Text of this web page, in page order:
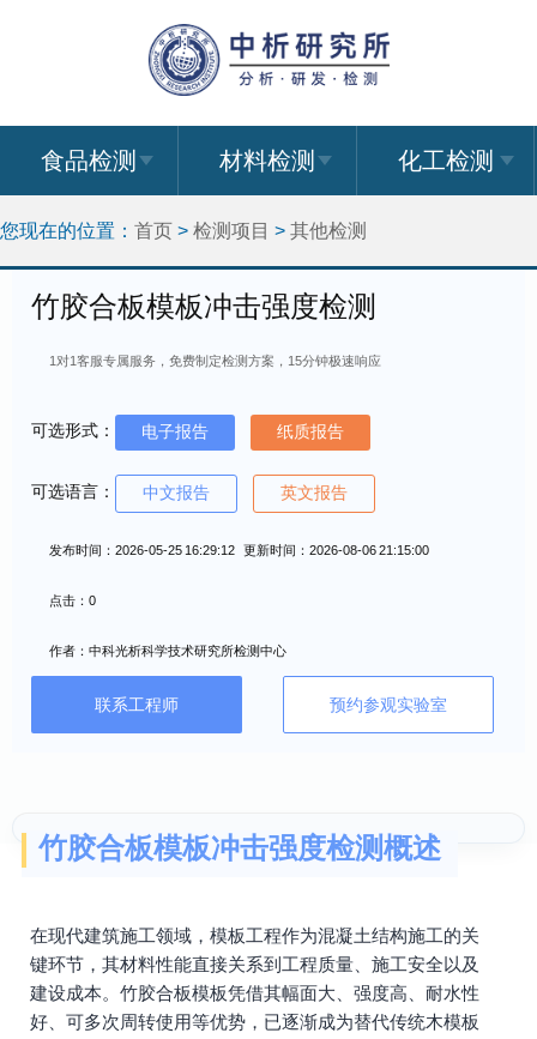
食品检测 材料检测 化工检测
您现在的位置： 首页 > 检测项目 > 其他检测
竹胶合板模板冲击强度检测
1对1客服专属服务，免费制定检测方案，15分钟极速响应
可选形式： 电子报告 纸质报告
可选语言： 中文报告 英文报告
发布时间：2026-05-25 16:29:12 更新时间：2026-08-06 21:15:00
点击：0
作者：中科光析科学技术研究所检测中心
联系工程师 预约参观实验室
竹胶合板模板冲击强度检测概述
在现代建筑施工领域，模板工程作为混凝土结构施工的关
键环节，其材料性能直接关系到工程质量、施工安全以及
建设成本。竹胶合板模板凭借其幅面大、强度高、耐水性
好、可多次周转使用等优势，已逐渐成为替代传统木模板